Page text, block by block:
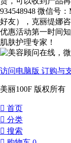
934548948 微信号
好友），克丽缇娜
优惠活动第一时间
肌肤护理专家！
访问电脑版 订购与
美丽100F 版权所有
󰀁 首页
󰀂 分类
󰀃 搜索